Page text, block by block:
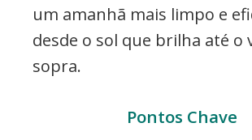
um amanhã mais limpo e
desde o sol que brilha até o
sopra.
Pontos Chave